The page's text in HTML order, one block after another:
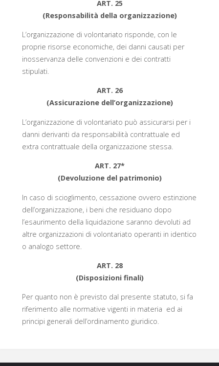
ART. 25
(Responsabilità della organizzazione)
L’organizzazione di volontariato risponde, con le
proprie risorse economiche, dei danni causati per
inosservanza delle convenzioni e dei contratti
stipulati.
ART. 26
(Assicurazione dell’organizzazione)
L’organizzazione di volontariato può assicurarsi per i
danni derivanti da responsabilità contrattuale ed
extra contrattuale della organizzazione stessa.
ART. 27*
(Devoluzione del patrimonio)
In caso di scioglimento, cessazione ovvero estinzione
dell’organizzazione, i beni che residuano dopo
l’esaurimento della liquidazione saranno devoluti ad
altre organizzazioni di volontariato operanti in identico
o analogo settore.
ART. 28
(Disposizioni finali)
Per quanto non è previsto dal presente statuto, si fa
riferimento alle normative vigenti in materia ed ai
principi generali dell’ordinamento giuridico.